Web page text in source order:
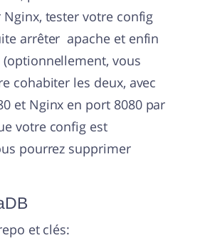
tester votre config
arrêter apache et enfin
vous
cohabiter les deux, avec
et Nginx en port 8080 par
votre config est
pourrez supprimer
et clés: